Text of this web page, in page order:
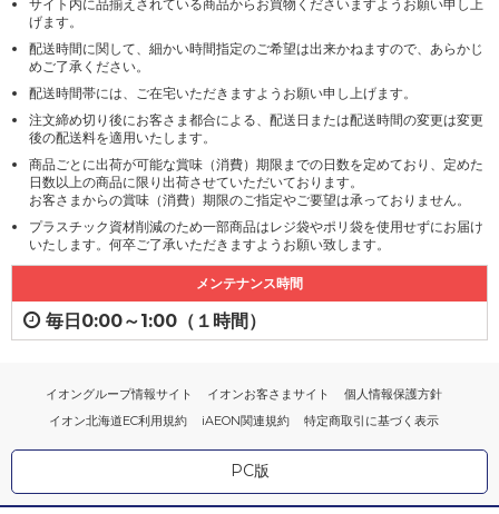
サイト内に品揃えされている商品からお買物くださいますようお願い申し上
げます。
配送時間に関して、細かい時間指定のご希望は出来かねますので、あらかじ
めご了承ください。
配送時間帯には、ご在宅いただきますようお願い申し上げます。
注文締め切り後にお客さま都合による、配送日または配送時間の変更は変更
後の配送料を適用いたします。
商品ごとに出荷が可能な賞味（消費）期限までの日数を定めており、定めた
日数以上の商品に限り出荷させていただいております。
お客さまからの賞味（消費）期限のご指定やご要望は承っておりません。
プラスチック資材削減のため一部商品はレジ袋やポリ袋を使用せずにお届け
いたします。何卒ご了承いただきますようお願い致します。
メンテナンス時間
毎日0:00～1:00（１時間）
イオングループ情報サイト イオンお客さまサイト
個人情報保護方針
イオン北海道EC利用規約
iAEON関連規約 特定商取引に基づく表示
PC版